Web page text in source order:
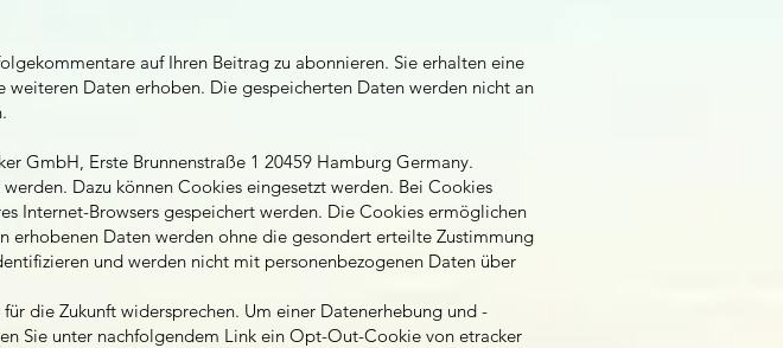
auf Ihren Beitrag zu abonnieren. Sie erhalten eine
Daten erhoben. Die gespeicherten Daten werden nicht an
GmbH, Erste Brunnenstraße 1 20459 Hamburg Germany.
Dazu können Cookies eingesetzt werden. Bei Cookies
Internet-Browsers gespeichert werden. Die Cookies ermöglichen
erhobenen Daten werden ohne die gesondert erteilte Zustimmung
und werden nicht mit personenbezogenen Daten über
die Zukunft widersprechen. Um einer Datenerhebung und -
Sie unter nachfolgendem Link ein Opt-Out-Cookie von etracker